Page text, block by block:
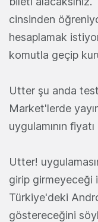
cinsinden
hesaplamak
komutla geçip
Utter şu anda
Market'lerde
uygulamının
Utter!
girip girmeyeceği
Türkiye'deki
göstereceğini